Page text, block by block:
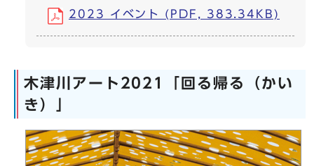
2023 イベント (PDF, 383.34KB)
木津川アート2021「回る帰る（かい
き）」